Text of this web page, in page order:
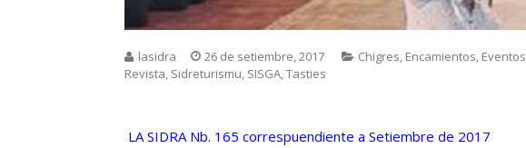
lasidra 26 de setiembre, 2017 Chigres, Encamientos, Eventos
Revista, Sidreturismu, SISGA,Tasties
LA SIDRA Nb. 165 correspuendiente a Setiembre de 2017